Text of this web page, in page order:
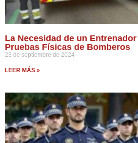
La Necesidad de un
Pruebas Físicas de Bomberos
23 de septiembre de 2024
LEER MÁS »